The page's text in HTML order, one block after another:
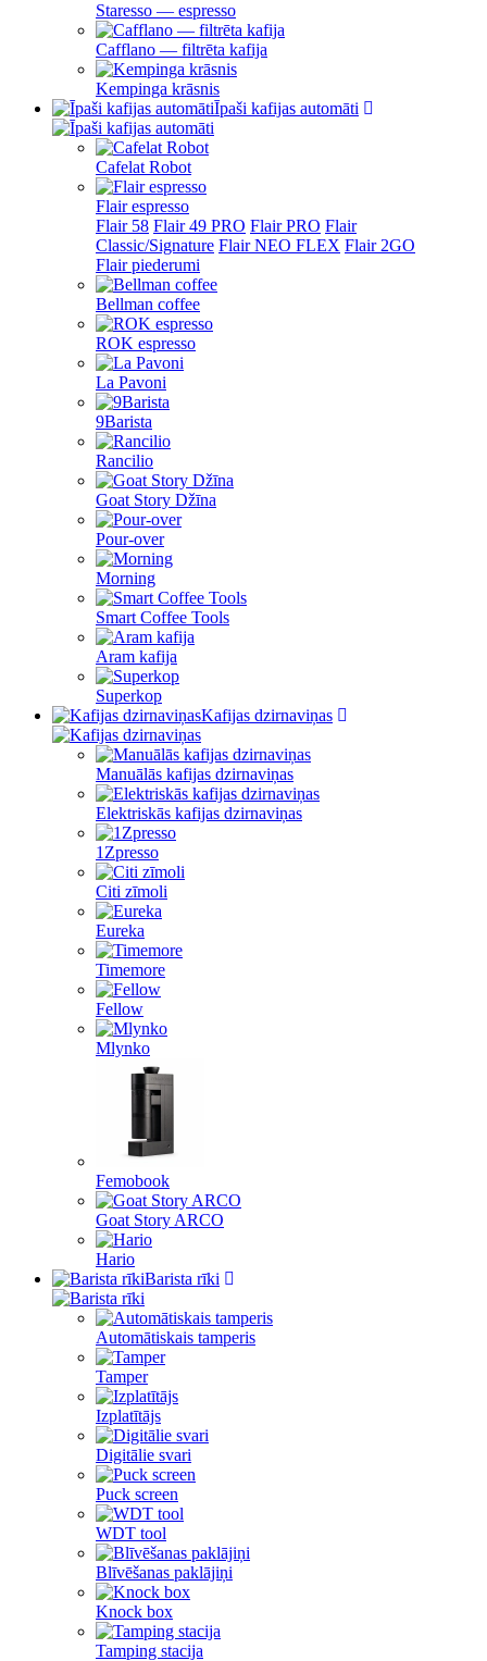
Staresso — espresso
Cafflano — filtrēta kafija
Kempinga krāsnis
Īpaši kafijas automāti
Cafelat Robot
Flair espresso
Flair 58 Flair 49 PRO Flair PRO Flair
Classic/Signature Flair NEO FLEX Flair 2GO
Flair piederumi
Bellman coffee
ROK espresso
La Pavoni
9Barista
Rancilio
Goat Story Džīna
Pour-over
Morning
Smart Coffee Tools
Aram kafija
Superkop
Kafijas dzirnaviņas
Manuālās kafijas dzirnaviņas
Elektriskās kafijas dzirnaviņas
1Zpresso
Citi zīmoli
Eureka
Timemore
Fellow
Mlynko
Femobook
Goat Story ARCO
Hario
Barista rīki
Automātiskais tamperis
Tamper
Izplatītājs
Digitālie svari
Puck screen
WDT tool
Blīvēšanas paklājiņi
Knock box
Tamping stacija